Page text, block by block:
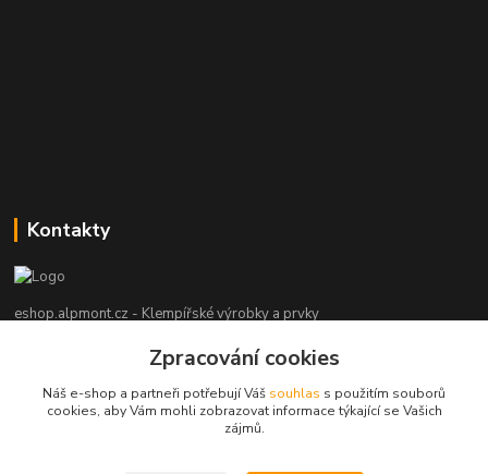
Kontakty
eshop.alpmont.cz - Klempířské výrobky a prvky
+420 604 162 101
(Po-Pá, 8-18 hod. So, 9-15 hod. Ne, po domluvě)
Zpracování cookies
Náš e-shop a partneři potřebují Váš souhlas s použitím souborů
cookies, aby Vám mohli zobrazovat informace týkající se Vašich
zájmů.